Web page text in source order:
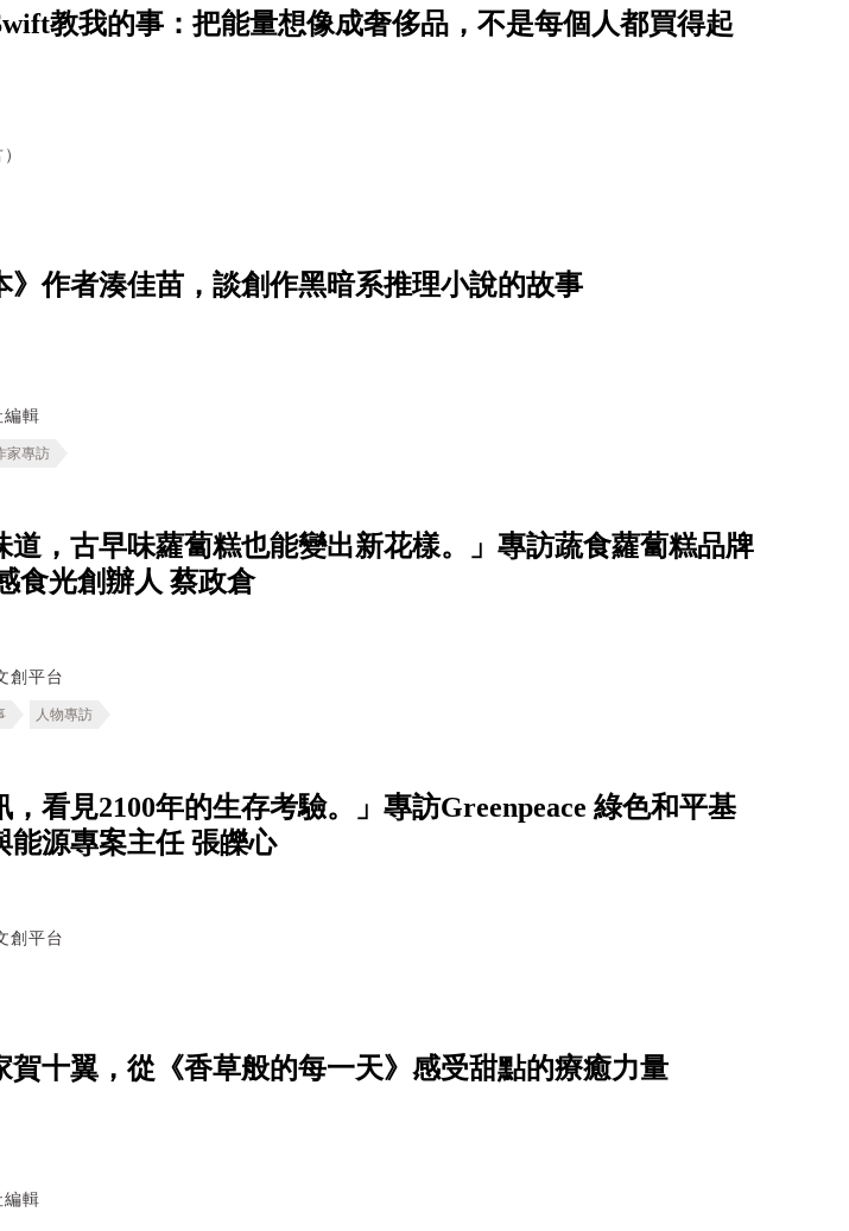
教我的事：把能量想像成奢侈品，不是每個人都買得起
》作者湊佳苗，談創作黑暗系推理小說的故事
編輯
家專訪
道，古早味蘿蔔糕也能變出新花樣。」專訪蔬食蘿蔔糕品牌
光創辦人 蔡政倉
創平台
人物專訪
，看見2100年的生存考驗。」專訪Greenpeace 綠色和平基
源專案主任 張皪心
創平台
賀十翼，從《香草般的每一天》感受甜點的療癒力量
編輯